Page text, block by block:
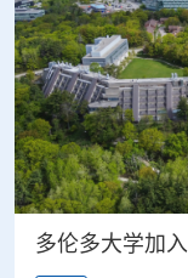
多伦多大学加